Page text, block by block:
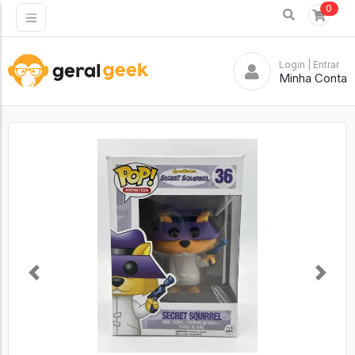
0
Login | Entrar
Minha Conta
Previous Next